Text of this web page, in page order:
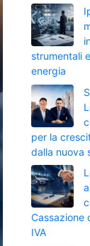
strumentali
energia
per la
dalla nuova
Cassazione
IVA